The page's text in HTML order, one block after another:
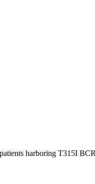
harboring T315I